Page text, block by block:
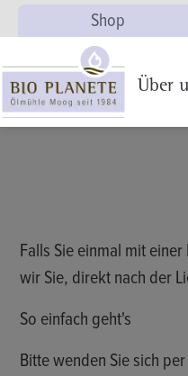
Hauptnavigation springen
Shop
Über
Falls Sie einmal mit
wir Sie, direkt nach der
So einfach geht's
Bitte wenden Sie sich